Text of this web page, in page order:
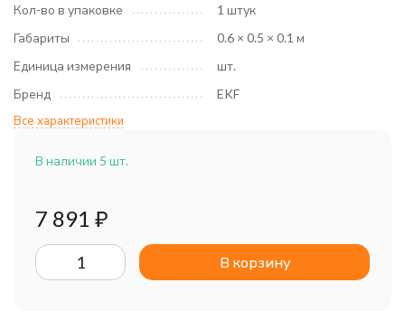
Кол-во в упаковке
1 штук
Габариты
0.6 × 0.5 × 0.1 м
Единица измерения
шт.
Бренд
EKF
Все характеристики
В наличии 5 шт.
7 891 ₽
В корзину